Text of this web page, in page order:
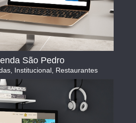
São Pedro
, Institucional, Restaurantes